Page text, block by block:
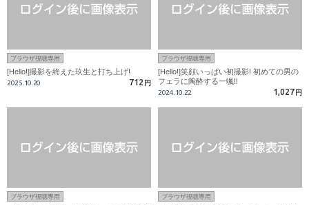
ブラウザ視聴専用
[Hello!]撮影を終えた玖生と打ち上げ!
2025.10.20 712 円
ブラウザ視聴専用
[Hello!]笑顔いっぱい初撮影! 初めての男の
フェラに陶酔する一颯!!
2024.10.22 1,027 円
ブラウザ視聴専用 ブラウザ視聴専用